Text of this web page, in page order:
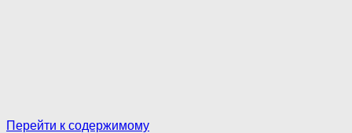
Перейти к содержимому